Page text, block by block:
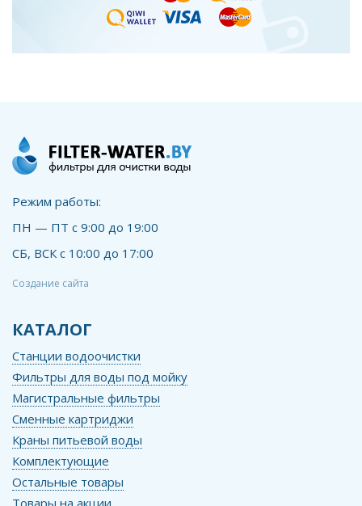
Режим работы:
ПН — ПТ с 9:00 до 19:00
СБ, ВСК с 10:00 до 17:00
Создание сайта
КАТАЛОГ
Станции водоочистки
Фильтры для воды под мойку
Магистральные фильтры
Сменные картриджи
Краны питьевой воды
Комплектующие
Остальные товары
Товары на акции